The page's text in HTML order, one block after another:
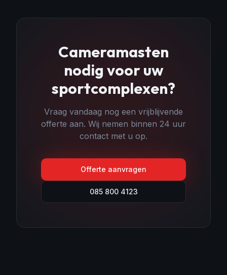
Cameramasten
nodig voor uw
sportcomplexen?
Vraag vandaag nog een vrijblijvende
offerte aan. Wij nemen binnen 24 uur
contact met u op.
Offerte aanvragen
085 800 4123